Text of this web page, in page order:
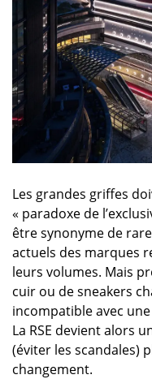
Les grandes griffes
« paradoxe de
être synonyme de
actuels des marques
leurs volumes. Mais
cuir ou de sneakers
incompatible avec
La RSE devient alors
(éviter les scandales)
changement.